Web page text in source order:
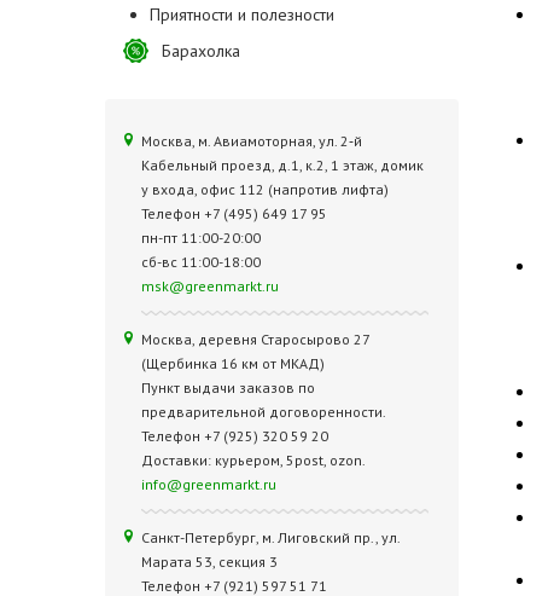
Приятности и полезности
Барахолка
Москва, м. Авиамоторная, ул. 2‑й
Кабельный проезд, д.1, к.2, 1 этаж, домик
у входа, офис 112 (напротив лифта)
Телефон +7 (495) 649 17 95
пн-пт 11:00-20:00
сб-вс 11:00-18:00
msk@greenmarkt.ru
Москва, деревня Старосырово 27
(Щербинка 16 км от МКАД)
Пункт выдачи заказов по
предварительной договоренности.
Телефон +7 (925) 320 59 20
Доставки: курьером, 5post, ozon.
info@greenmarkt.ru
Санкт-Петербург, м. Лиговский пр., ул.
Марата 53, секция 3
Телефон +7 (921) 597 51 71